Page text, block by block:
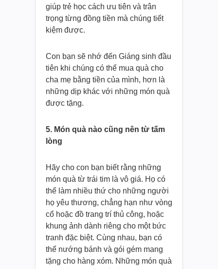
giúp trẻ học cách ưu tiên và trân
trọng từng đồng tiền mà chúng tiết
kiệm được.
Con bạn sẽ nhớ đến Giáng sinh đầu
tiên khi chúng có thể mua quà cho
cha mẹ bằng tiền của mình, hơn là
những dịp khác với những món quà
được tặng.
5. Món quà nào cũng nên từ tấm
lòng
Hãy cho con bạn biết rằng những
món quà từ trái tim là vô giá. Họ có
thể làm nhiều thứ cho những người
họ yêu thương, chẳng hạn như vòng
cổ hoặc đồ trang trí thủ công, hoặc
khung ảnh dành riêng cho một bức
tranh đặc biệt. Cùng nhau, bạn có
thể nướng bánh và gói gém mang
tặng cho hàng xóm. Những món quà